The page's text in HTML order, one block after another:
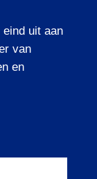
uit aan
van
en